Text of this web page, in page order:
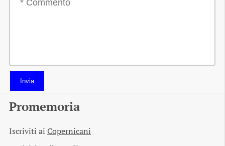
Invia
Promemoria
Iscriviti ai Copernicani